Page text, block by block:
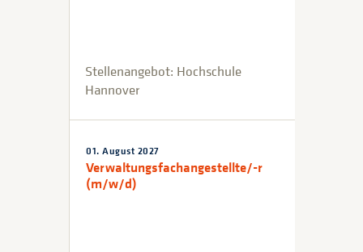
Stellenangebot: Hochschule
Hannover
01. August 2027
Verwaltungsfachangestellte/-r
(m/w/d)